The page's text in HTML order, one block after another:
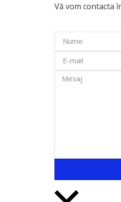
Vă vom contacta